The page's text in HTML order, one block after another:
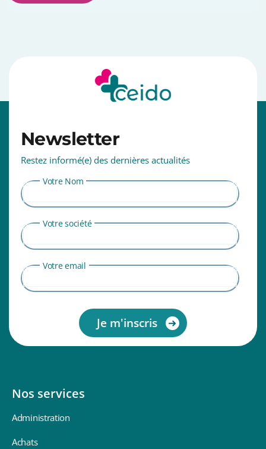
Newsletter
Restez informé(e) des dernières actualités
Votre Nom
Votre société
Votre email
Nos services
Administration
Achats